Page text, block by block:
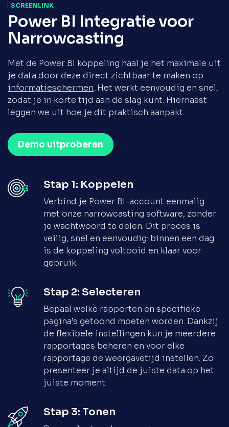
SCREENLINK
Power BI Integratie voor
Narrowcasting
Met de Power BI koppeling haal je het maximale uit
je data door deze direct zichtbaar te maken op
informatieschermen. Het werkt eenvoudig en snel,
zodat je in korte tijd aan de slag kunt. Hiernaast
leggen we uit hoe je dit praktisch aanpakt.
Demo uitproberen
Stap 1: Koppelen
Verbind je Power BI-account eenmalig
met onze narrowcasting software, zonder
je wachtwoord te delen. Dit proces is
veilig, snel en eenvoudig: binnen een dag
is de koppeling voltooid en klaar voor
gebruik.
Stap 2: Selecteren
Bepaal welke rapporten en specifieke
pagina’s getoond moeten worden. Dankzij
de flexibele instellingen kun je meerdere
rapportages beheren en voor elke
rapportage de weergavetijd instellen. Zo
presenteer je altijd de juiste data op het
juiste moment.
Stap 3: Tonen